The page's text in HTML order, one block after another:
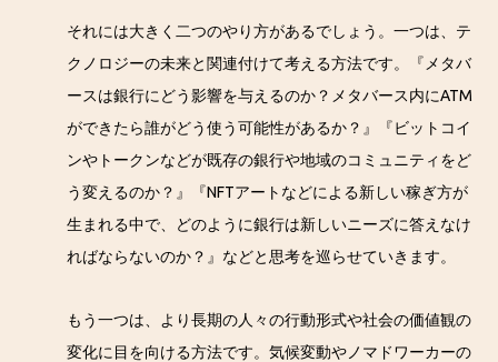
それには大きく二つのやり方があるでしょう。一つは、テ
クノロジーの未来と関連付けて考える方法です。『メタバ
ースは銀行にどう影響を与えるのか？メタバース内にATM
ができたら誰がどう使う可能性があるか？』『ビットコイ
ンやトークンなどが既存の銀行や地域のコミュニティをど
う変えるのか？』『NFTアートなどによる新しい稼ぎ方が
生まれる中で、どのように銀行は新しいニーズに答えなけ
ればならないのか？』などと思考を巡らせていきます。
もう一つは、より長期の人々の行動形式や社会の価値観の
変化に目を向ける方法です。気候変動やノマドワーカーの